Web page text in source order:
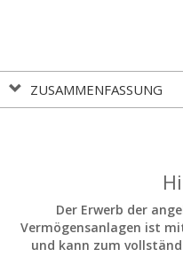
ZUSAMMENFASSUNG
Der Erwerb der
Vermögensanlagen ist
und kann zum